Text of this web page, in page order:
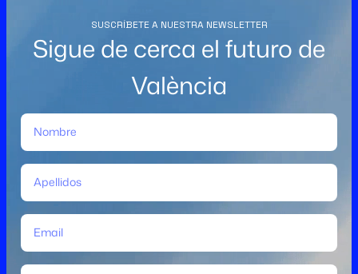
SUSCRÍBETE A NUESTRA NEWSLETTER
Sigue de cerca el futuro de
València